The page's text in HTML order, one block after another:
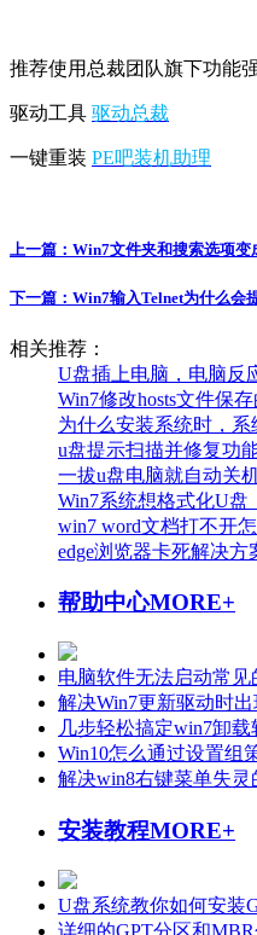
推荐使用总裁团队旗下功能
驱动工具 驱动总裁
一键重装 PE吧装机助理
上一篇： Win7文件夹和搜索选项变
下一篇： Win7输入Telnet为什么会
相关推荐：
U盘插上电脑，电脑反
Win7修改hosts文件保
为什么安装系统时，
u盘提示扫描并修复功
一拔u盘电脑就自动关
Win7系统想格式化U盘
win7 word文档打不开
edge浏览器卡死解决方
帮助中心MORE+
电脑软件无法启动常
解决Win7更新驱动时
几步轻松搞定win7卸
Win10怎么通过设置组
解决win8右键菜单失灵
安装教程MORE+
U盘系统教你如何安装
详细的GPT分区和